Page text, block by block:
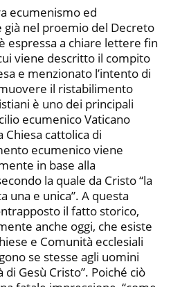
ecumenismo ed
già nel proemio del Decreto
espressa a chiare lettere fin
viene descritto il compito
e menzionato l’intento di
il ristabilimento
è uno dei principali
ecumenico Vaticano
Chiesa cattolica di
ecumenico viene
in base alla
la quale da Cristo “la
una e unica”. A questa
il fatto storico,
anche oggi, che esiste
e Comunità ecclesiali
se stesse agli uomini
Gesù Cristo”. Poiché ciò